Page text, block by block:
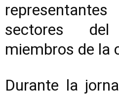
sectores
miembros de la
Durante la